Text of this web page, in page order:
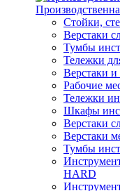
Стойки,
Верстаки
Тумбы
Тележки
Верстаки
Рабочие
Тележки
Шкафы
Верстаки
Верстаки
Тумбы
HARD